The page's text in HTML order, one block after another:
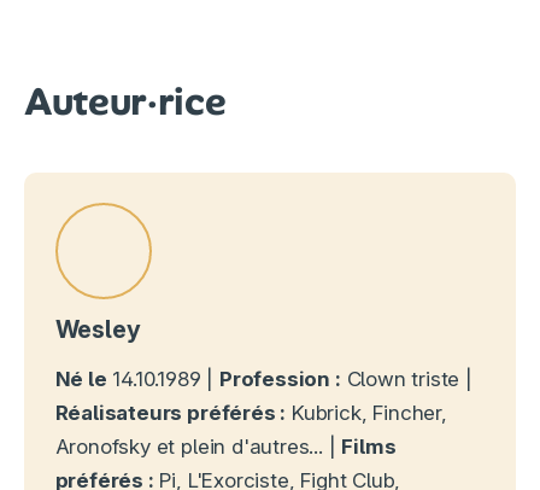
Auteur·rice
Wesley
Né le 14.10.1989 | Profession : Clown triste |
Réalisateurs préférés : Kubrick, Fincher,
Aronofsky et plein d'autres... | Films
préférés : Pi, L'Exorciste, Fight Club,